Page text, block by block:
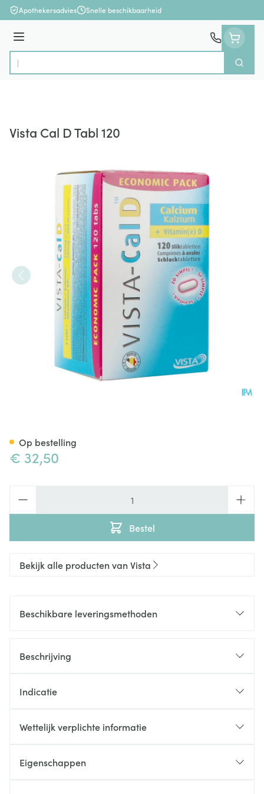
Ga naar de inhoud
Apothekersadvies Snelle beschikbaarheid
Menu
Product, merk, categorie...
Zoek
Vista Cal D Tabl 120
€ 32,50
Bestel
Op bestelling
Bekijk alle producten van Vista
Beschikbare leveringsmethoden
Beschrijving
Indicatie
Wettelijk verplichte informatie
Eigenschappen